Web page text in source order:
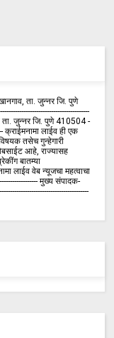
ता. जुन्नर जि. पुणे
ता. जुन्नर जि. पुणे 410504 -
क्राईमनामा लाईव ही एक
तसेच गुन्हेगारी
वेबसाईट आहे, राज्यासह
बातम्या
लाईव वेब न्यूजचा महत्वाचा
मुख्य संपादक-